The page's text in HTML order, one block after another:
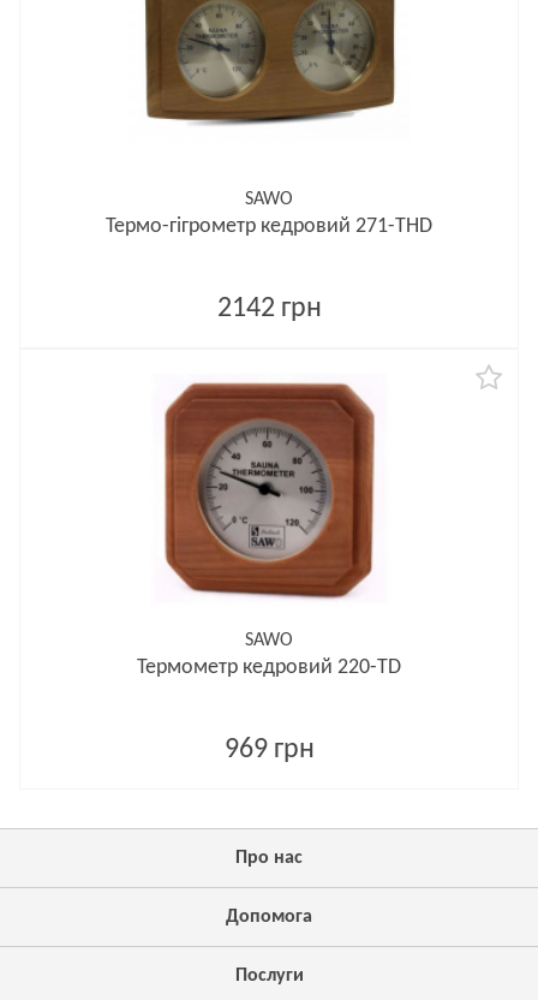
SAWO
Термо-гігрометр кедровий 271-THD
2142 грн
SAWO
Термометр кедровий 220-TD
969 грн
Про нас
Допомога
Послуги